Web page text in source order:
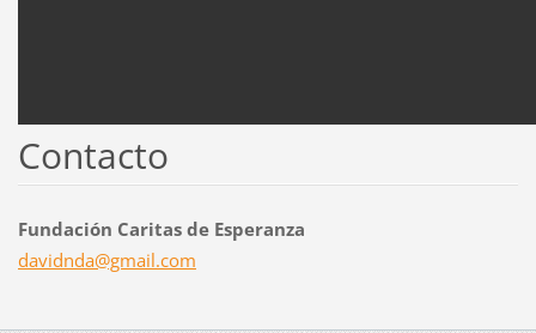
Contacto
Fundación Caritas de Esperanza
davidnda@gmail.com